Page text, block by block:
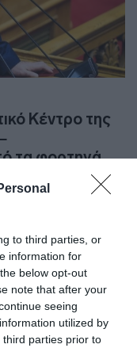
to third parties, or
information for
below opt-out
note that after your
seeing
utilized by
parties prior to
Κέντρο της
τα φορτηγά
μικρομεσαίων